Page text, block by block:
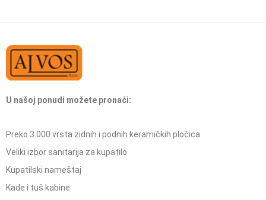
U našoj ponudi možete pronaći:
Preko 3.000 vrsta zidnih i podnih keramičkih pločica
Veliki izbor sanitarija za kupatilo
Kupatilski nameštaj
Kade i tuš kabine